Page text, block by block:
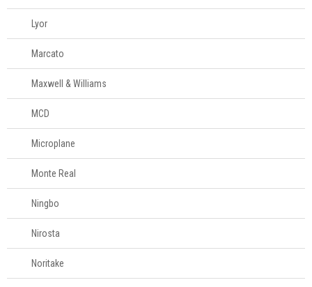
Lyor
Marcato
Maxwell & Williams
MCD
Microplane
Monte Real
Ningbo
Nirosta
Noritake